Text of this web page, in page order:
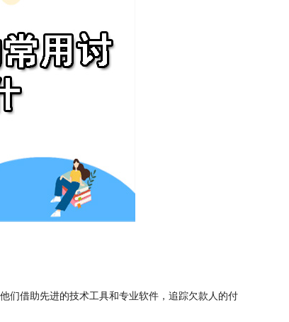
借助先进的技术工具和专业软件，追踪欠款人的付